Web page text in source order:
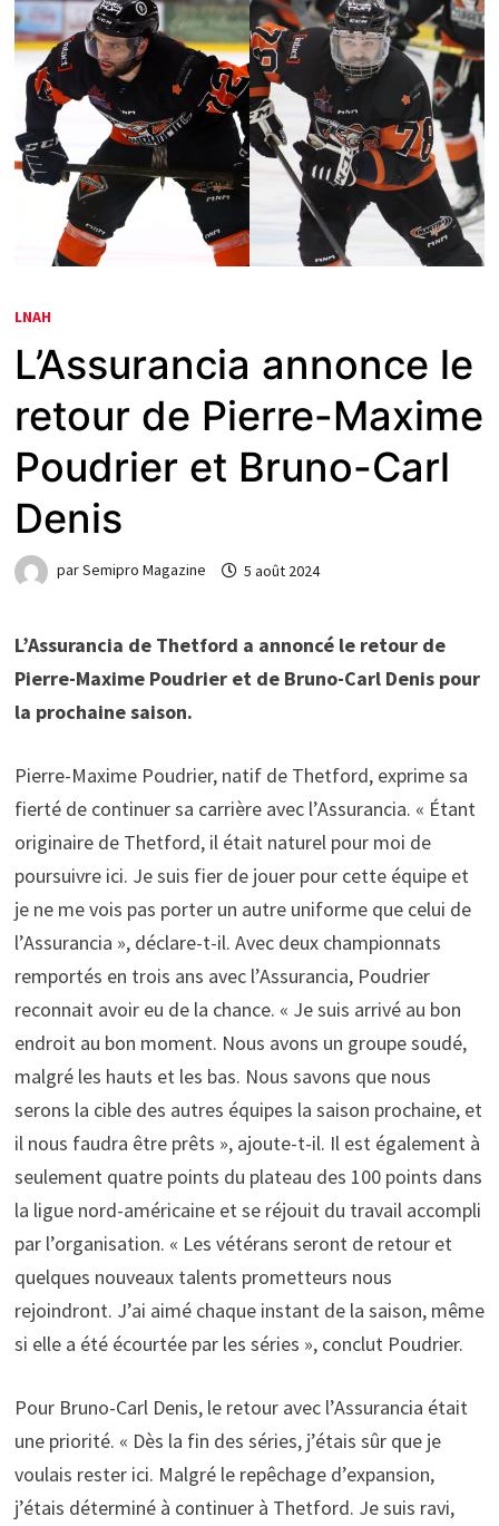
LNAH
L’Assurancia annonce le
retour de Pierre-Maxime
Poudrier et Bruno-Carl
Denis
parSemipro Magazine 5 août 2024
L’Assurancia de Thetford a annoncé le retour de
Pierre-Maxime Poudrier et de Bruno-Carl Denis pour
la prochaine saison.
Pierre-Maxime Poudrier, natif de Thetford, exprime sa
fierté de continuer sa carrière avec l’Assurancia. « Étant
originaire de Thetford, il était naturel pour moi de
poursuivre ici. Je suis fier de jouer pour cette équipe et
je ne me vois pas porter un autre uniforme que celui de
l’Assurancia », déclare-t-il. Avec deux championnats
remportés en trois ans avec l’Assurancia, Poudrier
reconnait avoir eu de la chance. « Je suis arrivé au bon
endroit au bon moment. Nous avons un groupe soudé,
malgré les hauts et les bas. Nous savons que nous
serons la cible des autres équipes la saison prochaine, et
il nous faudra être prêts », ajoute-t-il. Il est également à
seulement quatre points du plateau des 100 points dans
la ligue nord-américaine et se réjouit du travail accompli
par l’organisation. « Les vétérans seront de retour et
quelques nouveaux talents prometteurs nous
rejoindront. J’ai aimé chaque instant de la saison, même
si elle a été écourtée par les séries », conclut Poudrier.
Pour Bruno-Carl Denis, le retour avec l’Assurancia était
une priorité. « Dès la fin des séries, j’étais sûr que je
voulais rester ici. Malgré le repêchage d’expansion,
j’étais déterminé à continuer à Thetford. Je suis ravi,